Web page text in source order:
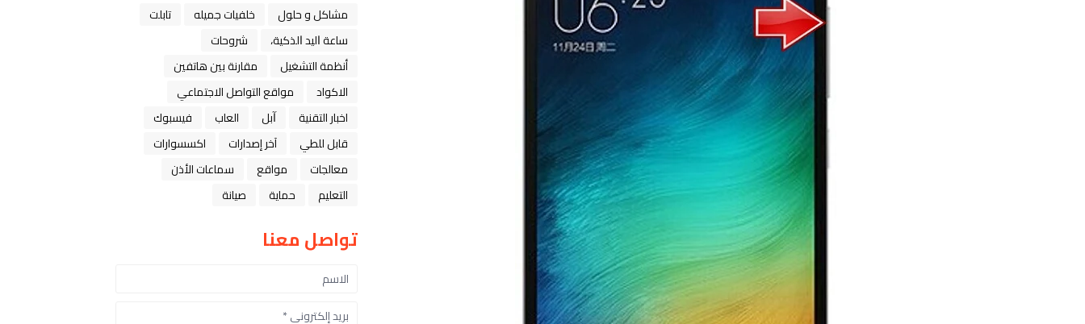
مشاكل و حلول
خلفيات جميله
تابلت
ﺳﺎﻋﺔ ﺍﻟﻴﺪ ﺍﻟﺬﻛﻴﺔ،
شروحات
أنظمة التشغيل
مقارنة بين هاتفين
الاكواد
مواقع التواصل الاجتماعي
اخبار التقنية
ﺁﺑﻞ العاب
فيسبوك
قابل للطي
آخر إصدارات
اكسسوارات
معالجات
مواقع
سماعات الأذن
التعليم
حماية صيانة
تواصل معنا